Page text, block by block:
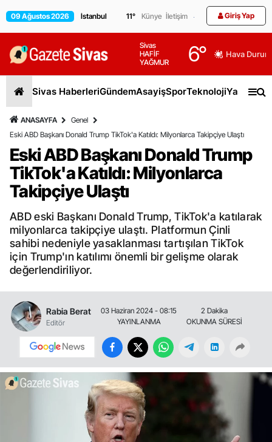
09 Ağustos 2026 11° Künye İletişim Giriş Yap
Sivas
HAFİF
YAĞMUR
6° Hava
Sivas HaberleriGündemAsayişSporTeknolojiYaşam
ANASAYFA
Genel
Eski ABD Başkanı Donald Trump TikTok'a Katıldı: Milyonlarca Takipçiye Ulaştı
Eski ABD Başkanı Donald Trump
TikTok'a Katıldı: Milyonlarca
Takipçiye Ulaştı
ABD eski Başkanı Donald Trump, TikTok'a katılarak
milyonlarca takipçiye ulaştı. Platformun Çinli
sahibi nedeniyle yasaklanması tartışılan TikTok
için Trump'ın katılımı önemli bir gelişme olarak
değerlendiriliyor.
Rabia Berat
Editör
03 Haziran 2024 - 08:15
YAYINLANMA
2 Dakika
OKUNMA SÜRESİ